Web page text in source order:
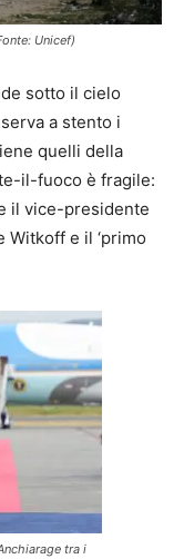
Unicef)
sotto il cielo
a stento i
quelli della
il-fuoco è fragile:
il vice-presidente
Witkoff e il ‘primo
tra i